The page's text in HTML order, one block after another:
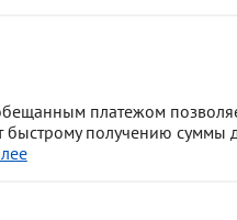
платежом
быстрому получению суммы